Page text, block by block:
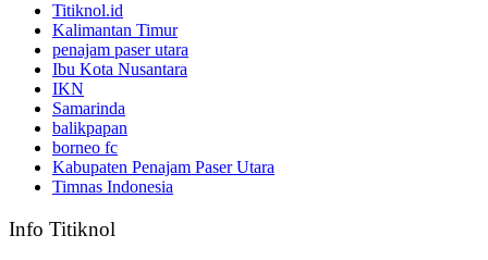
Titiknol.id
Kalimantan Timur
penajam paser utara
Ibu Kota Nusantara
IKN
Samarinda
balikpapan
borneo fc
Kabupaten Penajam Paser Utara
Timnas Indonesia
Info Titiknol